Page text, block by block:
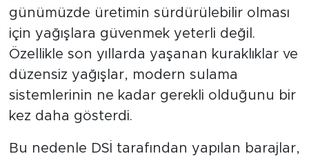
geniş bir ürün yelpazesine sahip. Ancak
günümüzde üretimin sürdürülebilir olması
için yağışlara güvenmek yeterli değil.
Özellikle son yıllarda yaşanan kuraklıklar ve
düzensiz yağışlar, modern sulama
sistemlerinin ne kadar gerekli olduğunu bir